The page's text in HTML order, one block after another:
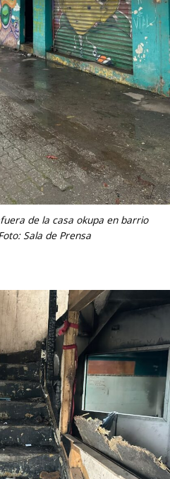
de la casa okupa en barrio
Sala de Prensa